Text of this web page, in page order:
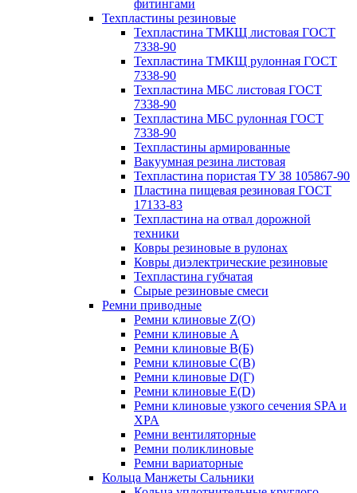
фитингами
Техпластины резиновые
Техпластина ТМКЩ листовая ГОСТ
7338-90
Техпластина ТМКЩ рулонная ГОСТ
7338-90
Техпластина МБС листовая ГОСТ
7338-90
Техпластина МБС рулонная ГОСТ
7338-90
Техпластины армированные
Вакуумная резина листовая
Техпластина пористая ТУ 38 105867-90
Пластина пищевая резиновая ГОСТ
17133-83
Техпластина на отвал дорожной
техники
Ковры резиновые в рулонах
Ковры диэлектрические резиновые
Техпластина губчатая
Сырые резиновые смеси
Ремни приводные
Ремни клиновые Z(О)
Ремни клиновые A
Ремни клиновые B(Б)
Ремни клиновые C(В)
Ремни клиновые D(Г)
Ремни клиновые Е(D)
Ремни клиновые узкого сечения SPA и
XPA
Ремни вентиляторные
Ремни поликлиновые
Ремни вариаторные
Кольца Манжеты Сальники